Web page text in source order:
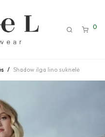
0
/ Shadow ilga lino suknelė